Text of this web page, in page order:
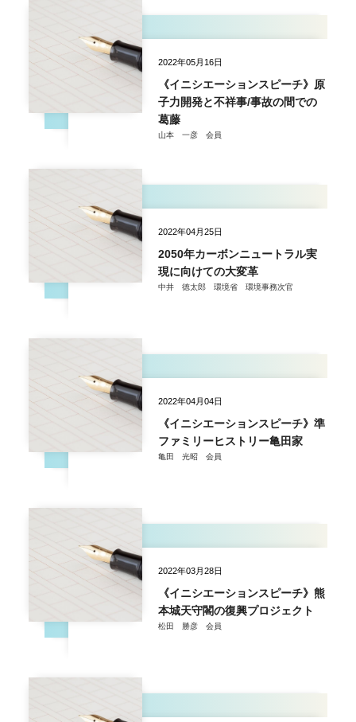
2022年05月16日
《イニシエーションスピーチ》原
子力開発と不祥事/事故の間での
葛藤
山本 一彦 会員
2022年04月25日
2050年カーボンニュートラル実
現に向けての大変革
中井 徳太郎 環境省 環境事務次官
2022年04月04日
《イニシエーションスピーチ》準
ファミリーヒストリー亀田家
亀田 光昭 会員
2022年03月28日
《イニシエーションスピーチ》熊
本城天守閣の復興プロジェクト
松田 勝彦 会員